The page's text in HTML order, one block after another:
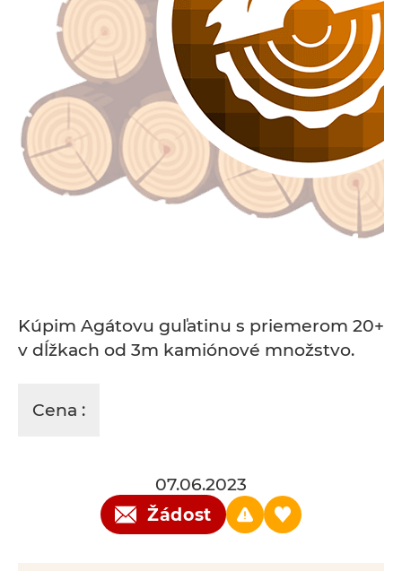
Kúpim Agátovu guľatinu s priemerom 20+
v dĺžkach od 3m kamiónové množstvo.
Cena :
07.06.2023
Žádost